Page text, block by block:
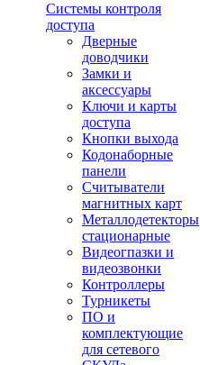
Системы контроля
доступа
Дверные
доводчики
Замки и
аксессуары
Ключи и карты
доступа
Кнопки выхода
Кодонаборные
панели
Считыватели
магнитных карт
Металлодетекторы
стационарные
Видеогпазки и
видеозвонки
Контроллеры
Турникеты
ПО и
комплектующие
для сетевого